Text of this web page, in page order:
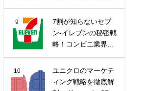
9
7割が知らないセブ
ン-イレブンの秘密戦
略！コンビニ業界の
10
ユニクロのマーケテ
ィング戦略を徹底解